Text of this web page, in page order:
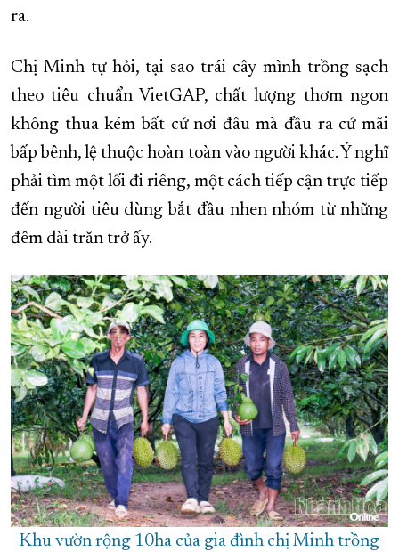
ra.
Chị Minh tự hỏi, tại sao trái cây mình trồng sạch
theo tiêu chuẩn VietGAP, chất lượng thơm ngon
không thua kém bất cứ nơi đâu mà đầu ra cứ mãi
bấp bênh, lệ thuộc hoàn toàn vào người khác. Ý nghĩ
phải tìm một lối đi riêng, một cách tiếp cận trực tiếp
đến người tiêu dùng bắt đầu nhen nhóm từ những
đêm dài trăn trở ấy.
Khu vườn rộng 10ha của gia đình chị Minh trồng